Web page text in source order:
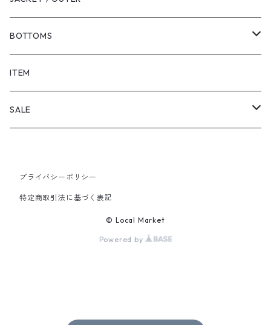
BOTTOMS
SHORTS
PANTS
ITEM
SALE
PANTS
プライバシーポリシー
特定商取引法に基づく表記
© Local Market
Powered by